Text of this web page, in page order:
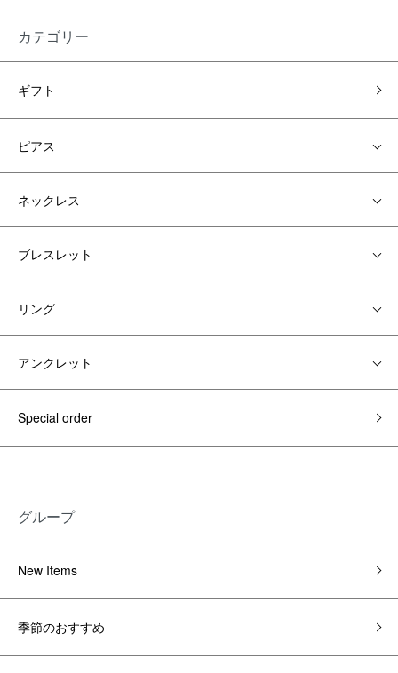
カテゴリー
ギフト
ピアス
ネックレス
ブレスレット
リング
アンクレット
Special order
グループ
New Items
季節のおすすめ